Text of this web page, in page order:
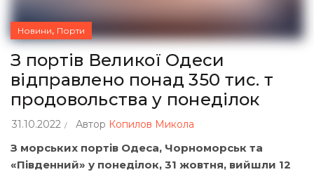
Новини, Порти
З портів Великої Одеси
відправлено понад 350 тис. т
продовольства у понеділок
31.10.2022 Автор Копилов Микола
З морських портів Одеса, Чорноморськ та
«Південний» у понеділок, 31 жовтня, вийшли 12